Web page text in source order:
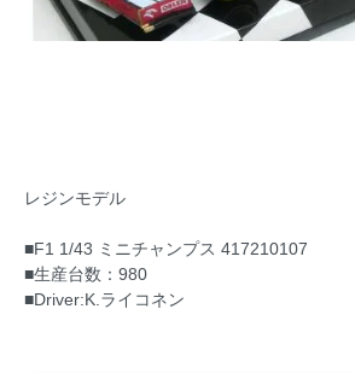
レジンモデル
■F1 1/43 ミニチャンプス 417210107
■生産台数：980
■Driver:K.ライコネン